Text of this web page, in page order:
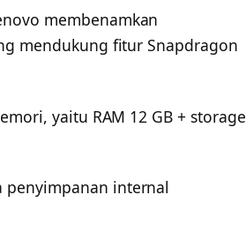
membenamkan
mendukung fitur Snapdragon
yaitu RAM 12 GB + storage
penyimpanan internal